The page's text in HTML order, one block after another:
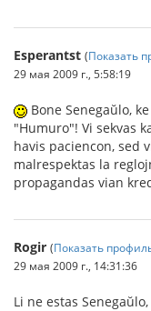
Esperantst (Показать
29 мая 2009 г., 5:58:19
Bone Senegaŭlo,
"Humuro"! Vi sekvas
havis paciencon, sed
malrespektas la
propagandas vian
Rogir (Показать
29 мая 2009 г., 14:31:36
Li ne estas